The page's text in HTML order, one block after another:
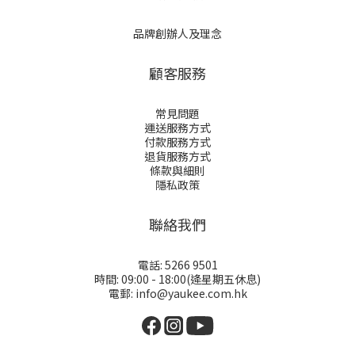
品牌創辦人及理念
顧客服務
常見問題
運送服務方式
付款服務方式
退貨服務方式
條款與細則
隱私政策
聯絡我們
電話: 5266 9501
時間: 09:00 - 18:00(逄星期五休息)
電郵: info@yaukee.com.hk